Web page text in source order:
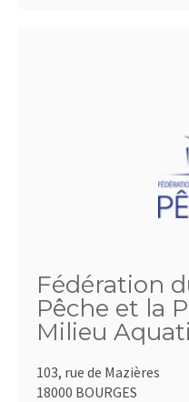
Fédération
Pêche et la
Milieu
103, rue de Mazières
18000 BOURGES